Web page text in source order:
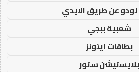
عن طريق الايدي
شعبية ببجي
بطاقات ايتونز
بلايستيشن ستور